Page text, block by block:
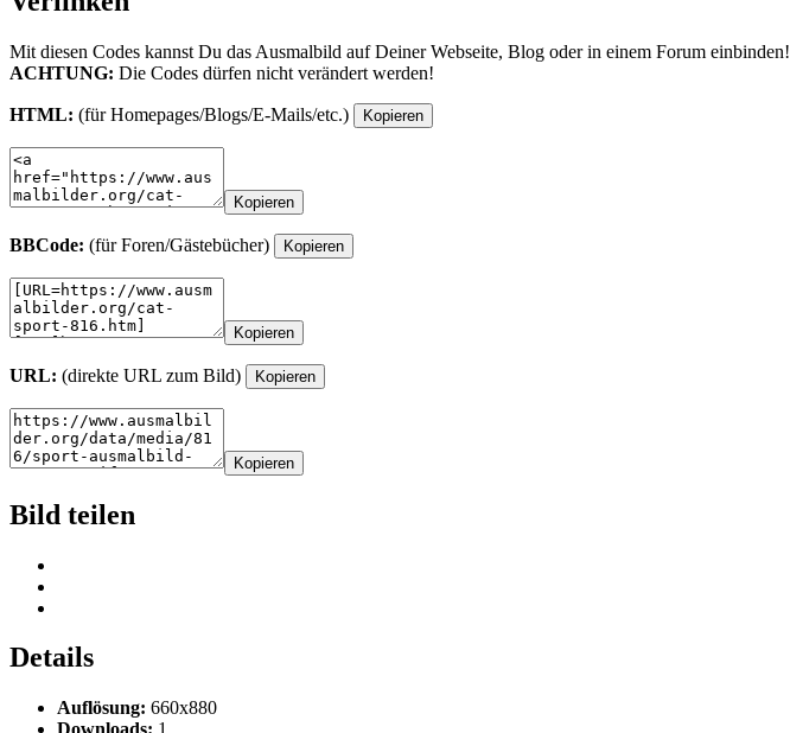
Mit diesen Codes kannst Du das Ausmalbild auf Deiner Webseite, Blog oder in einem Forum einbinden!
ACHTUNG: Die Codes dürfen nicht verändert werden!
HTML: (für Homepages/Blogs/E-Mails/etc.) Kopieren
Kopieren
BBCode: (für Foren/Gästebücher) Kopieren
Kopieren
URL: (direkte URL zum Bild) Kopieren
Kopieren
Bild teilen
Details
Auflösung: 660x880